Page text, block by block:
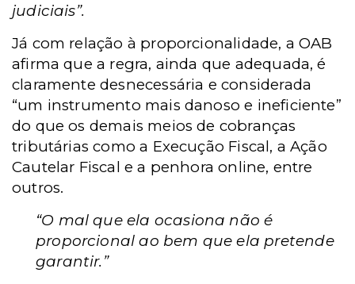
judiciais”.
Já com relação à proporcionalidade, a OAB
afirma que a regra, ainda que adequada, é
claramente desnecessária e considerada
“um instrumento mais danoso e ineficiente”
do que os demais meios de cobranças
tributárias como a Execução Fiscal, a Ação
Cautelar Fiscal e a penhora online, entre
outros.
“O mal que ela ocasiona não é
proporcional ao bem que ela pretende
garantir.”